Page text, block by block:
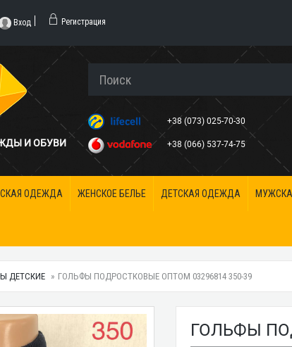
Вход Регистрация
И ОБУВИ
+38 (073) 025-70-30
+38 (066) 537-74-75
ОДЕЖДА ЖЕНСКОЕ БЕЛЬЕ ДЕТСКАЯ ОДЕЖДА
ДЕТСКИЕ ГОЛЬФЫ ПОДРОСТКОВЫЕ ОПТОМ 03296814 350-39
ГОЛЬФЫ